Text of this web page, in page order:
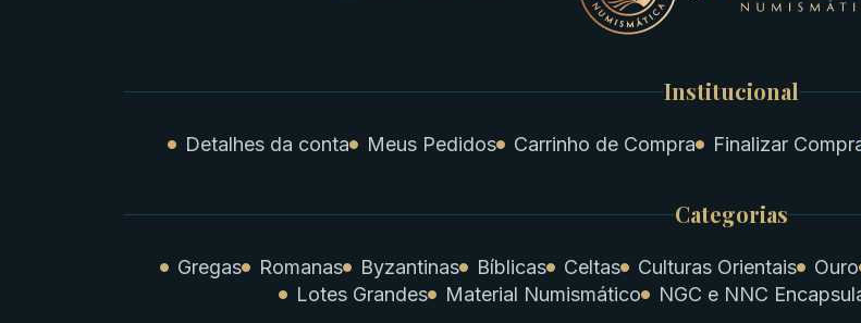
Institucional
Detalhes da conta Meus Pedidos Carrinho de Compra Finalizar
Categorias
Gregas Romanas Byzantinas Bíblicas Celtas Culturas Orientais Ouro
Lotes Grandes
Material Numismático NGC e NNC